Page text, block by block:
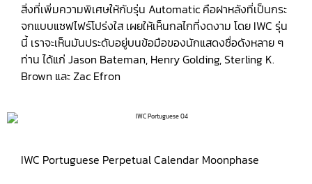
สิ่งที่เพิ่มความพิเศษให้กับรุ่น Automatic คือฝาหลังที่เป็นกระ
จกแบบแซฟไฟร์โปร่งใส เผยให้เห็นกลไกที่งดงาม โดย IWC รุ่น
นี้ เราจะเห็นมันประดับอยู่บนข้อมือของนักแสดงชื่อดังหลาย ๆ
ท่าน ได้แก่ Jason Bateman, Henry Golding, Sterling K.
Brown และ Zac Efron
IWC Portuguese Perpetual Calendar Moonphase